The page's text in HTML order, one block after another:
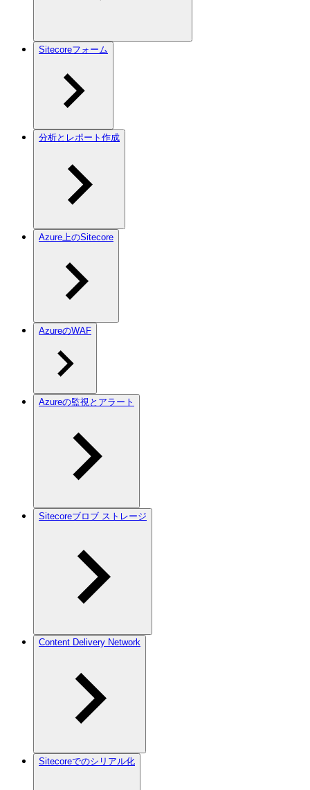
Sitecoreフォーム
分析とレポート作成
Azure上のSitecore
AzureのWAF
Azureの監視とアラート
Sitecoreブロブ ストレージ
Content Delivery Network
Sitecoreでのシリアル化